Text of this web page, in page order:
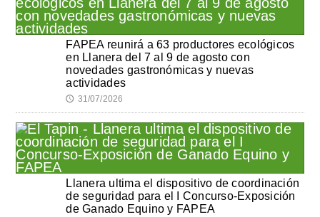
FAPEA reunirá a 63 productores ecológicos
en Llanera del 7 al 9 de agosto con
novedades gastronómicas y nuevas
actividades
🕔 31/07/2026
Llanera ultima el dispositivo de coordinación
de seguridad para el I Concurso-Exposición
de Ganado Equino y FAPEA